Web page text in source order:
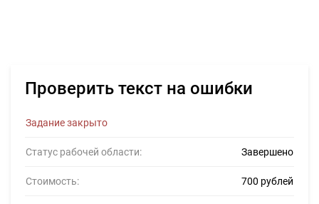
Проверить текст на ошибки
Задание закрыто
Статус рабочей области: Завершено
Стоимость: 700 рублей